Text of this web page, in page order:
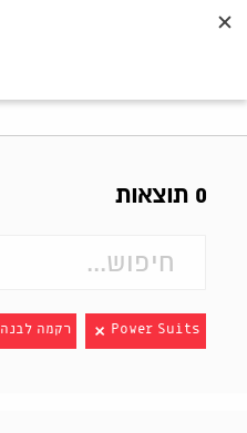
0 תוצאות
Power Suits רקמה לבנה